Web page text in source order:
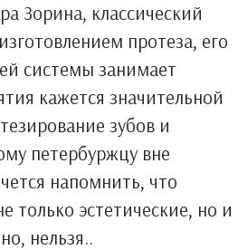
Зорина, классический
протеза, его
системы занимает
кажется значительной
зубов и
петербуржцу вне
напомнить, что
только эстетические, но и
нельзя..